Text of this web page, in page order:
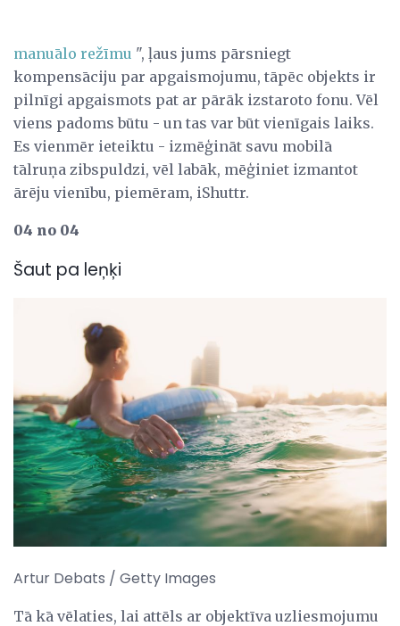
manuālo režīmu ", ļaus jums pārsniegt
kompensāciju par apgaismojumu, tāpēc objekts ir
pilnīgi apgaismots pat ar pārāk izstaroto fonu. Vēl
viens padoms būtu - un tas var būt vienīgais laiks.
Es vienmēr ieteiktu - izmēģināt savu mobilā
tālruņa zibspuldzi, vēl labāk, mēģiniet izmantot
ārēju vienību, piemēram, iShuttr.
04 no 04
Šaut pa leņķi
Artur Debats / Getty Images
Tā kā vēlaties, lai attēls ar objektīva uzliesmojumu